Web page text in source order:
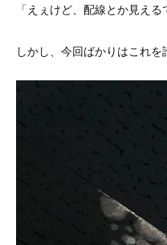
「えぇけど、配線とか見える
しかし、今回ばかりはこれ